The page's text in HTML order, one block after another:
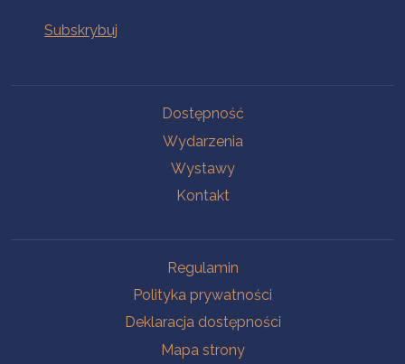
Dostępność
Wydarzenia
Wystawy
Kontakt
Regulamin
Polityka prywatności
Deklaracja dostępności
Mapa strony